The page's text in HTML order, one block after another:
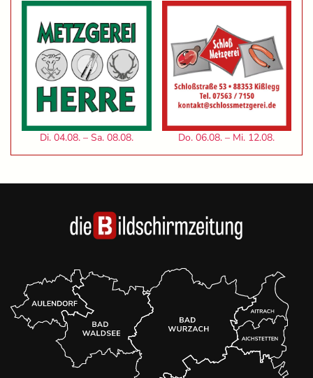
Di. 04.08. – Sa. 08.08. Do. 06.08. – Mi. 12.08.